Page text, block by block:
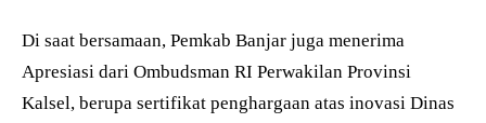
Di saat bersamaan, Pemkab Banjar juga menerima
Apresiasi dari Ombudsman RI Perwakilan Provinsi
Kalsel, berupa sertifikat penghargaan atas inovasi Dinas